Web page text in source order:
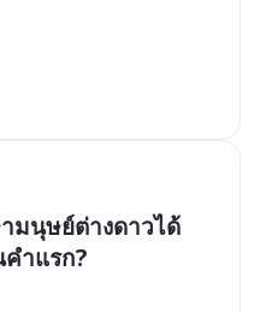
มนุษย์ต่างดาวได้
ำแรก?